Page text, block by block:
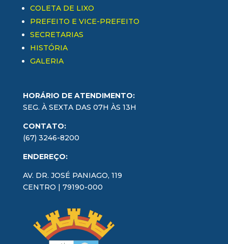
COLETA DE LIXO
PREFEITO E VICE-PREFEITO
SECRETARIAS
HISTÓRIA
GALERIA
HORÁRIO DE ATENDIMENTO:
SEG. À SEXTA DAS 07H ÀS 13H
CONTATO:
(67) 3246-8200
ENDEREÇO:
AV. DR. JOSÉ PANIAGO, 119
CENTRO | 79190-000